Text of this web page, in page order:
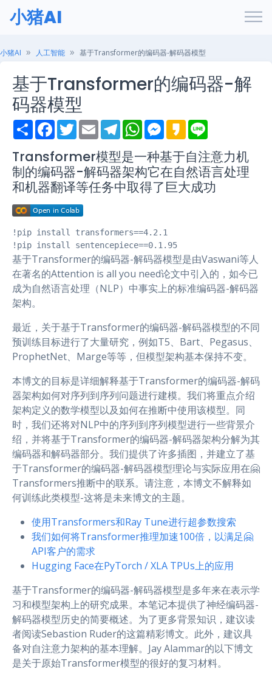
小猪AI
小猪AI 人工智能 基于Transformer的编码器-解码器模型
基于Transformer的编码器-解
码器模型
S
h
r
e
F
a
e
b
o
o
k
T
w
t
e
r
E
m
i
l
T
e
e
g
r
a
m
W
h
t
s
A
p
p
M
e
s
e
n
g
e
K
a
a
o
e
Transformer模型是一种基于自注意力机
制的编码器-解码器架构它在自然语言处理
和机器翻译等任务中取得了巨大成功
!pip install transformers==4.2.1
!pip install sentencepiece==0.1.95
基于Transformer的编码器-解码器模型是由Vaswani等人
在著名的Attention is all you need论文中引入的，如今已
成为自然语言处理（NLP）中事实上的标准编码器-解码器
架构。
最近，关于基于Transformer的编码器-解码器模型的不同
预训练目标进行了大量研究，例如T5、Bart、Pegasus、
ProphetNet、Marge等等，但模型架构基本保持不变。
本博文的目标是详细解释基于Transformer的编码器-解码
器架构如何对序列到序列问题进行建模。我们将重点介绍
架构定义的数学模型以及如何在推断中使用该模型。同
时，我们还将对NLP中的序列到序列模型进行一些背景介
绍，并将基于Transformer的编码器-解码器架构分解为其
编码器和解码器部分。我们提供了许多插图，并建立了基
于Transformer的编码器-解码器模型理论与实际应用在🤗
Transformers推断中的联系。请注意，本博文不解释如
何训练此类模型-这将是未来博文的主题。
使用Transformers和Ray Tune进行超参数搜索
我们如何将Transformer推理加速100倍，以满足🤗
API客户的需求
Hugging Face在PyTorch / XLA TPUs上的应用
基于Transformer的编码器-解码器模型是多年来在表示学
习和模型架构上的研究成果。本笔记本提供了神经编码器-
解码器模型历史的简要概述。为了更多背景知识，建议读
者阅读Sebastion Ruder的这篇精彩博文。此外，建议具
备对自注意力架构的基本理解。Jay Alammar的以下博文
是关于原始Transformer模型的很好的复习材料。